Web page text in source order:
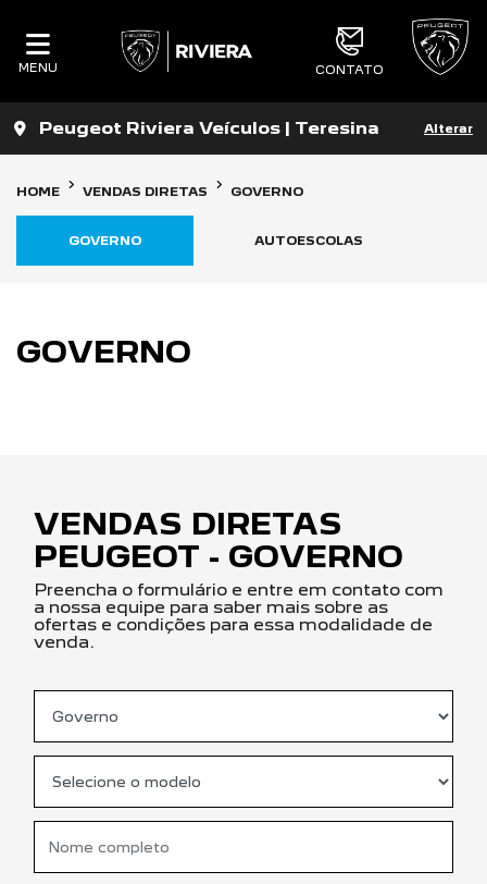
MENU CONTATO
Peugeot Riviera Veículos | Teresina Alterar
HOME VENDAS DIRETAS GOVERNO
AUTOESCOLAS
GOVERNO
GOVERNO
VENDAS DIRETAS
PEUGEOT - GOVERNO
Preencha o formulário e entre em contato com
a nossa equipe para saber mais sobre as
ofertas e condições para essa modalidade de
venda.